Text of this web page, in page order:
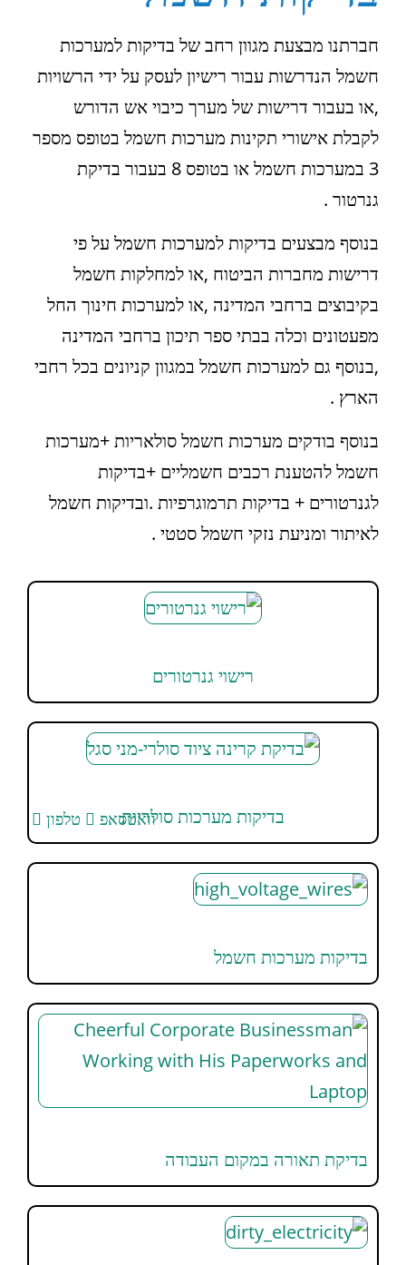
חברתנו מבצעת מגוון רחב של בדיקות למערכות
חשמל הנדרשות עבור רישיון לעסק על ידי הרשויות
,או בעבור דרישות של מערך כיבוי אש הדורש
לקבלת אישורי תקינות מערכות חשמל בטופס מספר
3 במערכות חשמל או בטופס 8 בעבור בדיקת
גנרטור .
בנוסף מבצעים בדיקות למערכות חשמל על פי
דרישות מחברות הביטוח ,או למחלקות חשמל
בקיבוצים ברחבי המדינה ,או למערכות חינוך החל
מפעטונים וכלה בבתי ספר תיכון ברחבי המדינה
,בנוסף גם למערכות חשמל במגוון קניונים בכל רחבי
הארץ .
בנוסף בודקים מערכות חשמל סולאריות +מערכות
חשמל להטענת רכבים חשמליים +בדיקות
לגנרטורים + בדיקות תרמוגרפיות .ובדיקות חשמל
לאיתור ומניעת נזקי חשמל סטטי .
רישוי גנרטורים
בדיקות מערכות סולריות
בדיקות מערכות חשמל
בדיקת תאורה במקום העבודה
וואטסאפ טלפון